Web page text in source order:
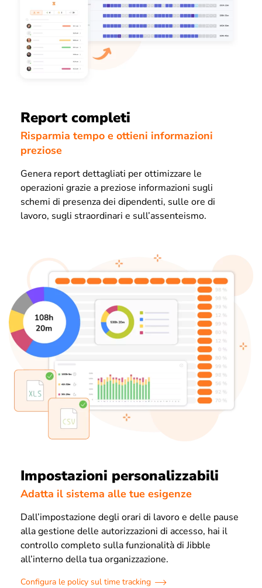
Report completi
Risparmia tempo e ottieni informazioni
preziose
Genera report dettagliati per ottimizzare le
operazioni grazie a preziose informazioni sugli
schemi di presenza dei dipendenti, sulle ore di
lavoro, sugli straordinari e sull’assenteismo.
Impostazioni personalizzabili
Adatta il sistema alle tue esigenze
Dall’impostazione degli orari di lavoro e delle pause
alla gestione delle autorizzazioni di accesso, hai il
controllo completo sulla funzionalità di Jibble
all’interno della tua organizzazione.
Configura le policy sul time tracking